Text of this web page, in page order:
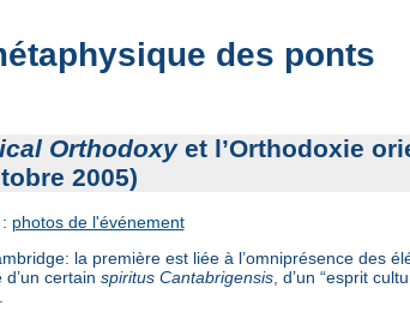
des ponts
Orthodoxy et l’Orthodoxie
2005)
photos de l'événement
la première est liée à l’omniprésence des
certain spiritus Cantabrigensis , d’un “esprit